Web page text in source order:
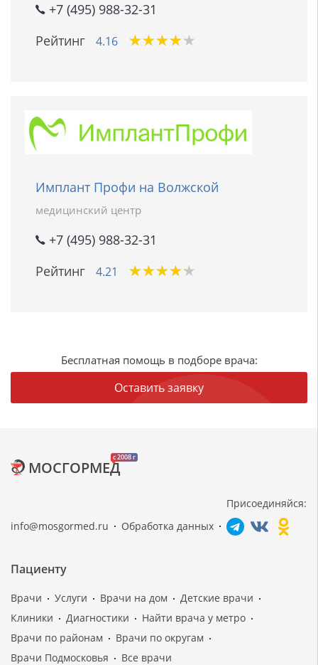
+7 (495) 988-32-31
Рейтинг
4.16 ★★★★★
★★★★★
Имплант Профи на Волжской
медицинский центр
+7 (495) 988-32-31
Рейтинг
4.21 ★★★★★
★★★★★
Бесплатная помощь в подборе врача:
Оставить заявку
c 2008 г
МОСГОРМЕД
info@mosgormed.ru Обработка данных
Присоединяйся:
Пациенту
Врачи Услуги Врачи на дом
Детские врачи
Клиники
Диагностики
Найти врача у метро
Врачи по районам
Врачи по округам
Врачи Подмосковья
Все врачи